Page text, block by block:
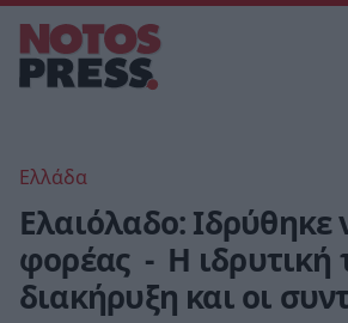
Ελλάδα
Ελαιόλαδο: Ιδρύθηκε
φορέας - Η ιδρυτική
διακήρυξη και οι